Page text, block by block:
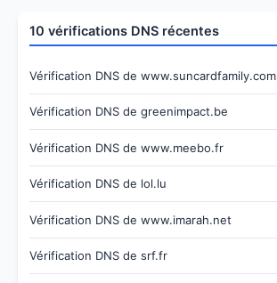
10 vérifications DNS récentes
Vérification DNS de www.suncardfamily.com
Vérification DNS de greenimpact.be
Vérification DNS de www.meebo.fr
Vérification DNS de lol.lu
Vérification DNS de www.imarah.net
Vérification DNS de srf.fr